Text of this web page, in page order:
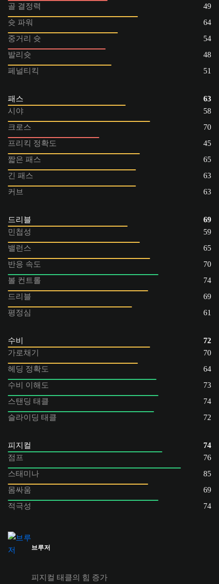
골 결정력
49
슛 파워
64
중거리 슛
54
발리슛
48
페널티킥
51
패스
63
시야
58
크로스
70
프리킥 정확도
45
짧은 패스
65
긴 패스
63
커브
63
드리블
69
민첩성
59
밸런스
65
반응 속도
70
볼 컨트롤
74
드리블
69
평정심
61
수비
72
가로채기
70
헤딩 정확도
64
수비 이해도
73
스탠딩 태클
74
슬라이딩 태클
72
피지컬
74
점프
76
스태미나
85
몸싸움
69
적극성
74
브루저
피지컬 태클의 힘 증가